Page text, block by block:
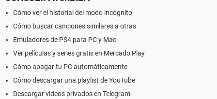
Cómo ver el historial del modo incógnito
Cómo buscar canciones similares a otras
Emuladores de PS4 para PC y Mac
Ver películas y series gratis en Mercado Play
Cómo apagar tu PC automáticamente
Cómo descargar una playlist de YouTube
Descargar videos privados en Telegram